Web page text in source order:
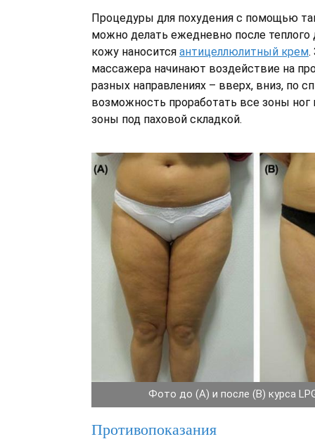
Процедуры для похудения с помощью
можно делать ежедневно после
кожу наносится антицеллюлитный крем.
массажера начинают воздействие на
разных направлениях – вверх, вниз, по
возможность проработать все зоны ног
зоны под паховой складкой.
Фото до (А) и после (В) курса
Противопоказания